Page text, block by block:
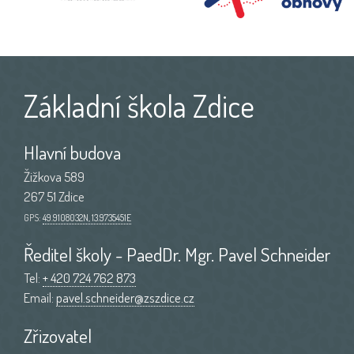
Základní škola Zdice
Hlavní budova
Žižkova 589
267 51 Zdice
GPS: 49.9108032N, 13.9735451E
Ředitel školy - PaedDr. Mgr. Pavel Schneider
Tel:+ 420 724 762 873
Email:pavel.schneider@zszdice.cz
Zřizovatel